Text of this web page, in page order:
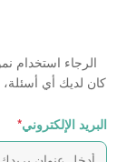
الرجاء استخدام
كان لديك أي
البريد الإلكتروني*